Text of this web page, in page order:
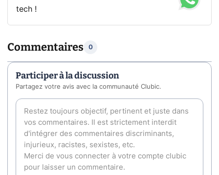
tech !
Commentaires 0
Participer à la discussion
Partagez votre avis avec la communauté Clubic.